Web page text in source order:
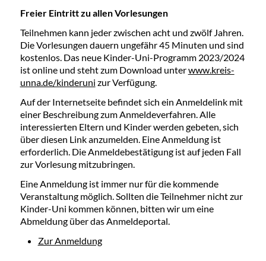
Freier Eintritt zu allen Vorlesungen
Teilnehmen kann jeder zwischen acht und zwölf Jahren.
Die Vorlesungen dauern ungefähr 45 Minuten und sind
kostenlos. Das neue Kinder-Uni-Programm 2023/2024
ist online und steht zum Download unterwww.kreis-
unna.de/kinderuni zur Verfügung.
Auf der Internetseite befindet sich ein Anmeldelink mit
einer Beschreibung zum Anmeldeverfahren. Alle
interessierten Eltern und Kinder werden gebeten, sich
über diesen Link anzumelden. Eine Anmeldung ist
erforderlich. Die Anmeldebestätigung ist auf jeden Fall
zur Vorlesung mitzubringen.
Eine Anmeldung ist immer nur für die kommende
Veranstaltung möglich. Sollten die Teilnehmer nicht zur
Kinder-Uni kommen können, bitten wir um eine
Abmeldung über das Anmeldeportal.
Zur Anmeldung